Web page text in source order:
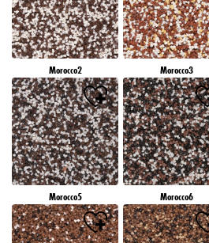
Morocco2 Morocco3
Morocco5 Morocco6